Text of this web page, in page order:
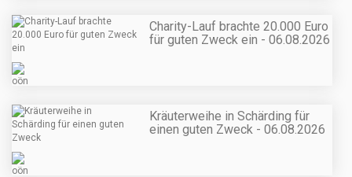
Charity-Lauf brachte 20.000 Euro
für guten Zweck ein - 06.08.2026
Kräuterweihe in Schärding für
einen guten Zweck - 06.08.2026